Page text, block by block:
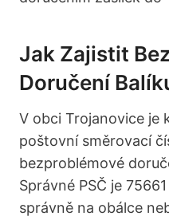
Jak Zajistit
Doručení
V obci Trojanovice je
poštovní směrovací
bezproblémové
Správné PSČ je
správně na obálce